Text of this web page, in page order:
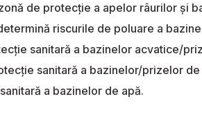
de protecţie a apelor râurilor şi
riscurile de poluare a
sanitară a bazinelor acvatice/
sanitară a bazinelor/prizelor de
a bazinelor de apă.